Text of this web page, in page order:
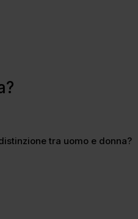
tra uomo e donna?